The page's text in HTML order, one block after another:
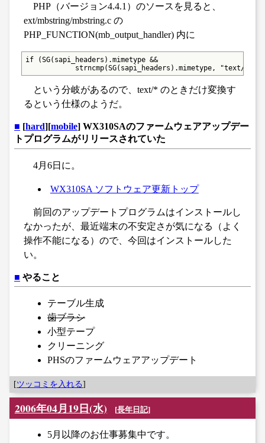
PHP（バージョン4.4.1）のソースを見ると、
ext/mbstring/mbstring.c の
PHP_FUNCTION(mb_output_handler) 内に
if (SG(sapi_headers).mimetype &&
strncmp(SG(sapi_headers).mimetype, "text/",
という分岐があるので、text/* のときだけ変換す
るという仕様のようだ。
■ [hard][mobile] WX310SAのファームウェアアップデー
トプログラムがリリースされていた
4月6日に。
WX310SA ソフトウェア更新トップ
前回のアップデートプログラムはインストールし
なかったが、最近端末の不安定さが気になる（よく
操作不能になる）ので、今回はインストールした
い。
■ やること
テーブル生成
歯ブラシ
小型テープ
クリーニング
PHSのファームウェアアップデート
[ツッコミを入れる]
2006年04月19日(水) [長年日記]
5月以降のお仕事募集中です。